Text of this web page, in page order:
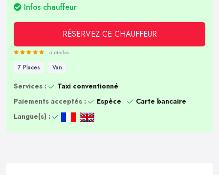
Infos chauffeur
RÉSERVEZ CE CHAUFFEUR
5 étoiles
7 Places Van
Services :
Taxi conventionné
Paiements acceptés :
Espèce
Carte bancaire
Langue(s) :